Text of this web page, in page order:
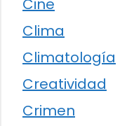
Cine
Clima
Climatología
Creatividad
Crimen